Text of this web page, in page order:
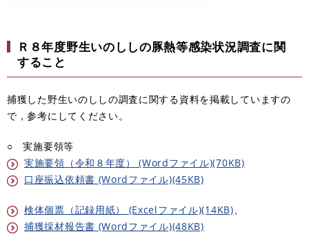
Ｒ８年度野生いのししの豚熱等感染状況調査に関
すること
捕獲した野生いのししの調査に関する資料を掲載していますの
で，参考にしてください。
○ 実施要領等
実施要領（令和８年度） (Wordファイル)(70KB)
口座振込依頼書 (Wordファイル)(45KB)
検体個票（記録用紙） (Excelファイル)(14KB)
捕獲採材報告書 (Wordファイル)(48KB)